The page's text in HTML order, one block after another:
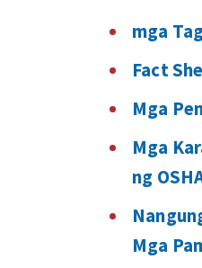
mga
Fact
Mga
Mga
ng
Mga